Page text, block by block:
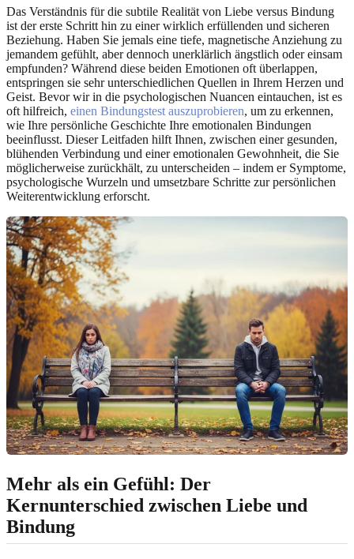
Das Verständnis für die subtile Realität von Liebe versus Bindung
ist der erste Schritt hin zu einer wirklich erfüllenden und sicheren
Beziehung. Haben Sie jemals eine tiefe, magnetische Anziehung zu
jemandem gefühlt, aber dennoch unerklärlich ängstlich oder einsam
empfunden? Während diese beiden Emotionen oft überlappen,
entspringen sie sehr unterschiedlichen Quellen in Ihrem Herzen und
Geist. Bevor wir in die psychologischen Nuancen eintauchen, ist es
oft hilfreich, einen Bindungstest auszuprobieren, um zu erkennen,
wie Ihre persönliche Geschichte Ihre emotionalen Bindungen
beeinflusst. Dieser Leitfaden hilft Ihnen, zwischen einer gesunden,
blühenden Verbindung und einer emotionalen Gewohnheit, die Sie
möglicherweise zurückhält, zu unterscheiden – indem er Symptome,
psychologische Wurzeln und umsetzbare Schritte zur persönlichen
Weiterentwicklung erforscht.
Mehr als ein Gefühl: Der
Kernunterschied zwischen Liebe und
Bindung